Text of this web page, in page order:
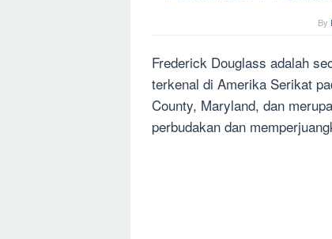
By
Frederick Douglass adalah
terkenal di Amerika Serikat
County, Maryland, dan
perbudakan dan